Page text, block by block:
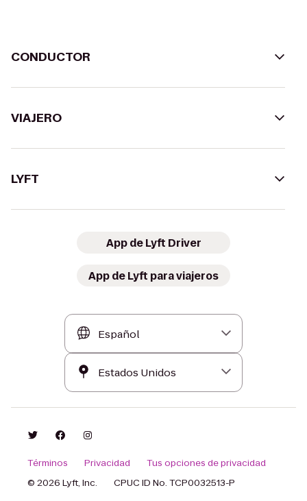
CONDUCTOR
VIAJERO
LYFT
App de Lyft Driver
App de Lyft para viajeros
Términos Privacidad
Tus opciones de privacidad
© 2026 Lyft, Inc.
CPUC ID No. TCP0032513-P